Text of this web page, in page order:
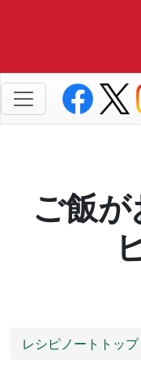
ご飯
レシピノートトップ